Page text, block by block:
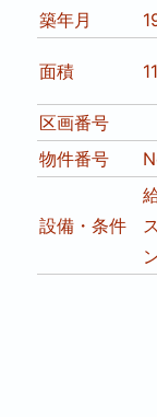
築年月
面積
区画番号
物件番号
設備・条件
ス